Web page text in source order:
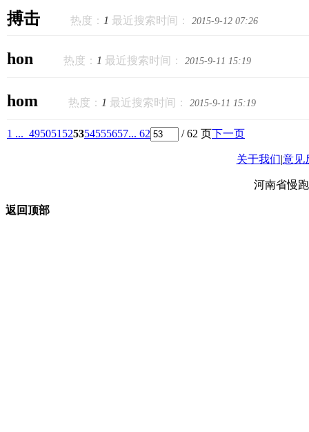
搏击 热度： 1 最近搜索时间： 2015-9-12 07:26
hon 热度： 1 最近搜索时间： 2015-9-11 15:19
hom 热度： 1 最近搜索时间： 2015-9-11 15:19
1 ... 495051 525354555657... 62 / 62 页下一页
关于我们|意见
河南省慢
返回顶部